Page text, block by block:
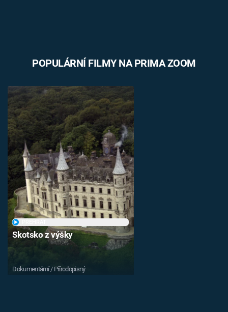
POPULÁRNÍ FILMY NA PRIMA ZOOM
Skotsko z výšky
Dokumentární / Přírodopisný